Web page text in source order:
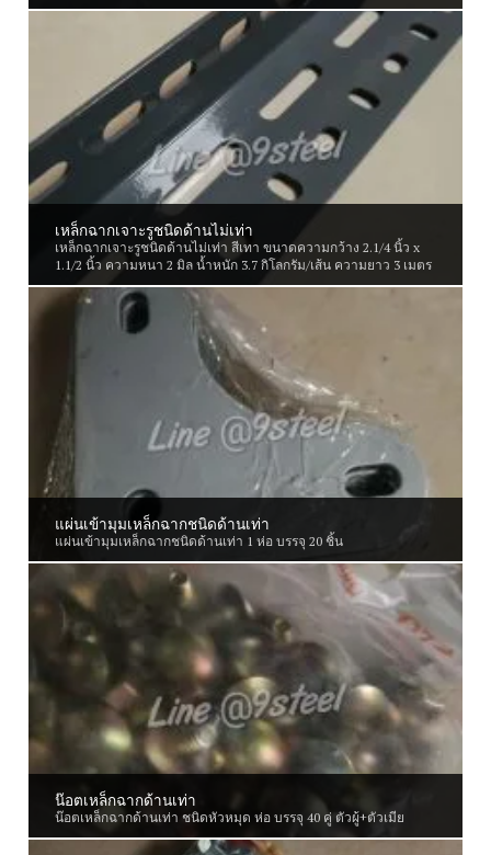
เหล็กฉากเจาะรูชนิดด้านไม่เท่า
เหล็กฉากเจาะรูชนิดด้านไม่เท่า สีเทา ขนาดความกว้าง 2.1/4 นิ้ว x
1.1/2 นิ้ว ความหนา 2 มิล น้ำหนัก 3.7 กิโลกรัม/เส้น ความยาว 3 เมตร
แผ่นเข้ามุมเหล็กฉากชนิดด้านเท่า
แผ่นเข้ามุมเหล็กฉากชนิดด้านเท่า 1 ห่อ บรรจุ 20 ชิ้น
น๊อตเหล็กฉากด้านเท่า
น๊อตเหล็กฉากด้านเท่า ชนิดหัวหมุด ห่อ บรรจุ 40 คู่ ตัวผู้+ตัวเมีย